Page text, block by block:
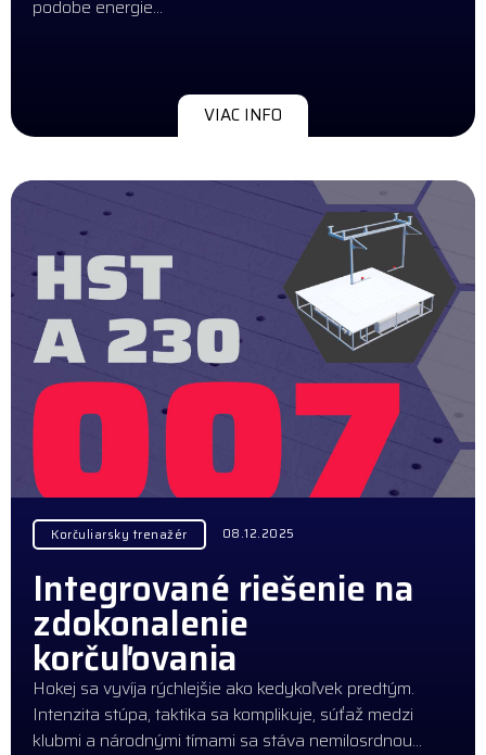
podobe energie…
VIAC INFO
Korčuliarsky trenažér 08.12.2025
Integrované riešenie na
zdokonalenie
korčuľovania
Hokej sa vyvíja rýchlejšie ako kedykoľvek predtým.
Intenzita stúpa, taktika sa komplikuje, súťaž medzi
klubmi a národnými tímami sa stáva nemilosrdnou…